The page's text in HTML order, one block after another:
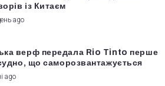
із Китаєм
ago
верф передала Rio Tinto перше
судно, що саморозвантажується
ago